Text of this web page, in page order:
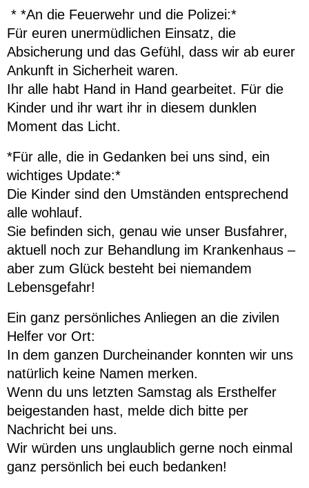
* *An die Feuerwehr und die Polizei:*
Für euren unermüdlichen Einsatz, die
Absicherung und das Gefühl, dass wir ab eurer
Ankunft in Sicherheit waren.
Ihr alle habt Hand in Hand gearbeitet. Für die
Kinder und ihr wart ihr in diesem dunklen
Moment das Licht.
*Für alle, die in Gedanken bei uns sind, ein
wichtiges Update:*
Die Kinder sind den Umständen entsprechend
alle wohlauf.
Sie befinden sich, genau wie unser Busfahrer,
aktuell noch zur Behandlung im Krankenhaus –
aber zum Glück besteht bei niemandem
Lebensgefahr!
Ein ganz persönliches Anliegen an die zivilen
Helfer vor Ort:
In dem ganzen Durcheinander konnten wir uns
natürlich keine Namen merken.
Wenn du uns letzten Samstag als Ersthelfer
beigestanden hast, melde dich bitte per
Nachricht bei uns.
Wir würden uns unglaublich gerne noch einmal
ganz persönlich bei euch bedanken!